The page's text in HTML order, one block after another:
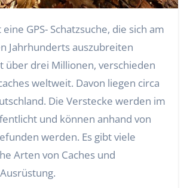
Jahrhunderts auszubreiten
über drei Millionen, verschieden
weltweit. Davon liegen circa
Die Verstecke werden im
und können anhand von
werden. Es gibt viele
Arten von Caches und